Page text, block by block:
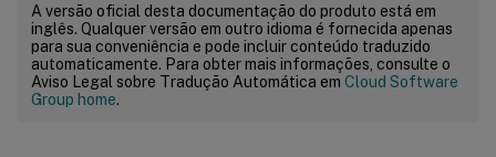
A versão oficial desta documentação do produto está em
inglês. Qualquer versão em outro idioma é fornecida apenas
para sua conveniência e pode incluir conteúdo traduzido
automaticamente. Para obter mais informações, consulte o
Aviso Legal sobre Tradução Automática em Cloud Software
Group home.